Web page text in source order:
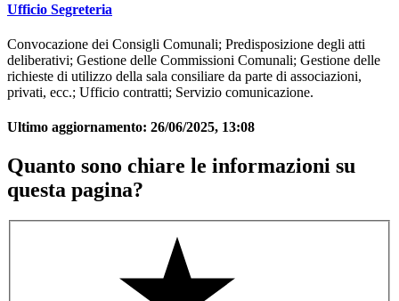
Ufficio Segreteria
Convocazione dei Consigli Comunali; Predisposizione degli atti
deliberativi; Gestione delle Commissioni Comunali; Gestione delle
richieste di utilizzo della sala consiliare da parte di associazioni,
privati, ecc.; Ufficio contratti; Servizio comunicazione.
Ultimo aggiornamento: 26/06/2025, 13:08
Quanto sono chiare le informazioni su
questa pagina?